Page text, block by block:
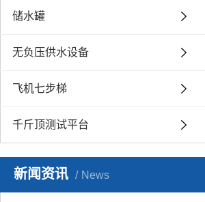
储水罐
无负压供水设备
飞机七步梯
千斤顶测试平台
新闻资讯 News